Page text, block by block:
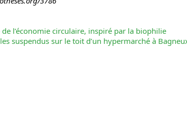
l’économie circulaire, inspiré par la biophilie
suspendus sur le toit d’un hypermarché à